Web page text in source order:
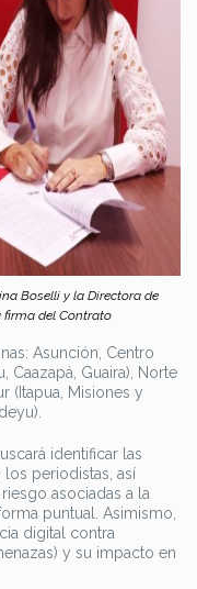
Boselli y la Directora de
firma del Contrato
Asunción, Centro
Caazapá, Guaira), Norte
(Itapua, Misiones y
identificar las
periodistas, así
asociadas a la
puntual. Asimismo,
digital contra
y su impacto en